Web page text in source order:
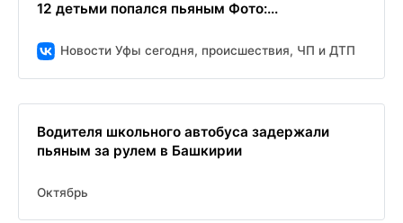
12 детьми попался пьяным Фото:...
Новости Уфы сегодня, происшествия, ЧП и ДТП
Водителя школьного автобуса задержали
пьяным за рулем в Башкирии
Октябрь